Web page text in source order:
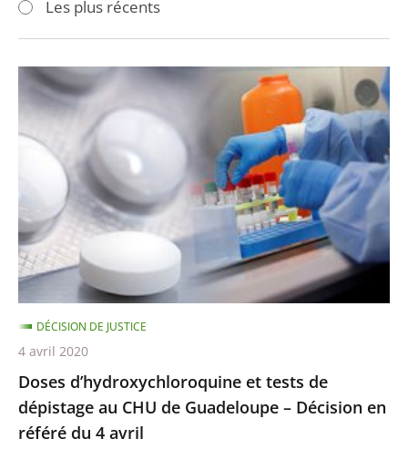
après
avant
Les plus récents
Doses
d’hydroxychloroquine
et
tests
dépistage
au
CHU
de
Guadeloupe
–
Décision
en
référé
du
Doses d’hydroxychloroquine et tests de
dépistage au CHU de Guadeloupe – Décision en
référé du 4 avril
DÉCISION DE JUSTICE
4 avril 2020